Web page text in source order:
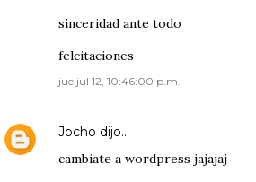
sinceridad ante todo
felcitaciones
jue jul 12, 10:46:00 p.m.
Jocho dijo…
cambiate a wordpress jajajaj